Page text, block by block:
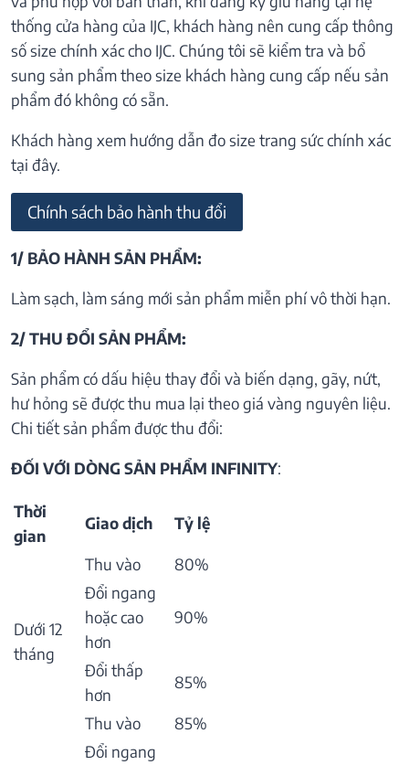
thống cửa hàng của IJC, khách hàng nên cung cấp thông
số size chính xác cho IJC. Chúng tôi sẽ kiểm tra và bổ
sung sản phẩm theo size khách hàng cung cấp nếu sản
phẩm đó không có sẵn.
Khách hàng xem hướng dẫn đo size trang sức chính xác
tại đây.
Chính sách bảo hành thu đổi
1/ BẢO HÀNH SẢN PHẨM:
Làm sạch, làm sáng mới sản phẩm miễn phí vô thời hạn.
2/ THU ĐỔI SẢN PHẨM:
Sản phẩm có dấu hiệu thay đổi và biến dạng, gãy, nứt,
hư hỏng sẽ được thu mua lại theo giá vàng nguyên liệu.
Chi tiết sản phẩm được thu đổi:
ĐỐI VỚI DÒNG SẢN PHẨM INFINITY:
Thời
gian
Giao dịch Tỷ lệ
Dưới 12
tháng
Thu vào
80%
Đổi ngang
hoặc cao
hơn
90%
Đổi thấp
hơn
85%
Thu vào
85%
Đổi ngang